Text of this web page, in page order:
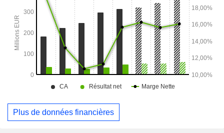
Plus de données financières